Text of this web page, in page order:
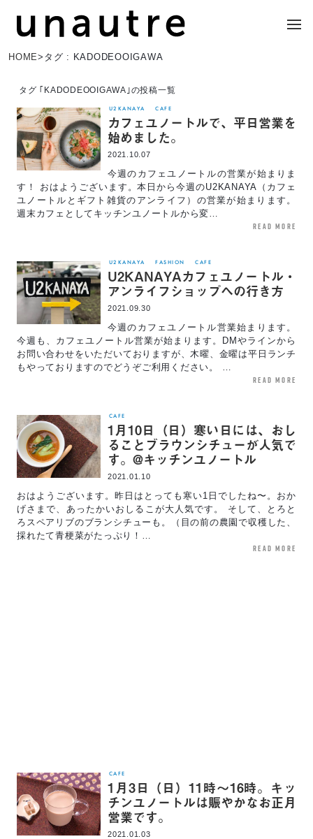
HOME> タグ : KADODEOOIGAWA
タグ ｢KADODEOOIGAWA｣の投稿一覧
U2KANAYA CAFE
カフェユノートルで、平日営業を
始めました。
2021.10.07
今週のカフェユノートルの営業が始まりま
す！ おはようございます。本日から今週のU2KANAYA（カフェ
ユノートルとギフト雑貨のアンライフ）の営業が始まります。
週末カフェとしてキッチンユノートルから変…
read more
U2KANAYA FASHION CAFE
U2KANAYAカフェユノートル・
アンライフショップへの行き方
2021.09.30
今週のカフェユノートル営業始まります。
今週も、カフェユノートル営業が始まります。DMやラインから
お問い合わせをいただいておりますが、木曜、金曜は平日ランチ
もやっておりますのでどうぞご利用ください。 …
read more
CAFE
1月10日（日）寒い日には、おし
ることブラウンシチューが人気で
す。@キッチンユノートル
2021.01.10
おはようございます。昨日はとっても寒い1日でしたね〜。おか
げさまで、あったかいおしるこが大人気です。 そして、とろと
ろスペアリブのブランシチューも。（目の前の農園で収穫した、
採れたて青梗菜がたっぷり！…
read more
CAFE
1月3日（日）11時〜16時。キッ
チンユノートルは賑やかなお正月
営業です。
2021.01.03